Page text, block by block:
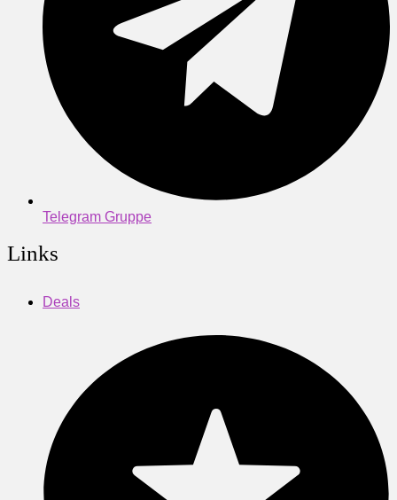
Telegram Gruppe
Links
Deals